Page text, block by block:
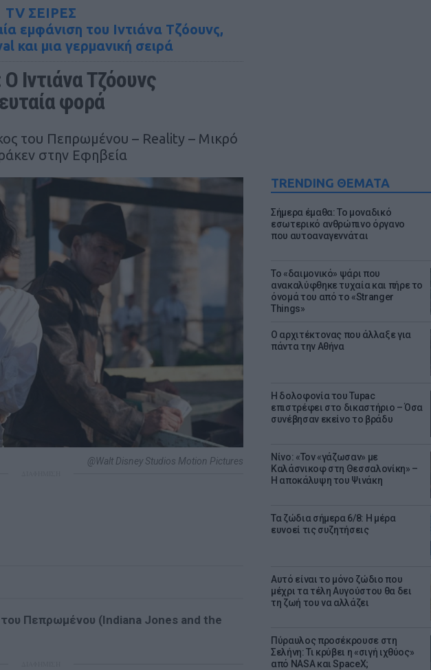
TRENDING ΘΕΜΑΤΑ
Σήμερα έμαθα: Το μοναδικό
εσωτερικό ανθρώπινο όργανο
που αυτοαναγεννάται
Το «δαιμονικό» ψάρι που
ανακαλύφθηκε τυχαία και πήρε το
όνομά του από το «Stranger
Things»
Ο αρχιτέκτονας που άλλαξε για
πάντα την Αθήνα
Η δολοφονία του Tupac
επιστρέφει στο δικαστήριο – Όσα
συνέβησαν εκείνο το βράδυ
Νίνο: «Τον «γάζωσαν» με
Καλάσνικοφ στη Θεσσαλονίκη» –
Η αποκάλυψη του Ψινάκη
Τα ζώδια σήμερα 6/8: Η μέρα
ευνοεί τις συζητήσεις
Αυτό είναι το μόνο ζώδιο που
μέχρι τα τέλη Αυγούστου θα δει
τη ζωή του να αλλάζει
Πύραυλος προσέκρουσε στη
Σελήνη: Τι κρύβει η «σιγή ιχθύος»
από NASA και SpaceX;
TV ΣΕΙΡΕΣ
εμφάνιση του Ιντιάνα Τζόουνς,
και μια γερμανική σειρά
Ιντιάνα Τζόουνς
φορά
του Πεπρωμένου – Reality – Μικρό
στην Εφηβεία
@Walt Disney Studios Motion Pictures
Πεπρωμένου (Indiana Jones and the